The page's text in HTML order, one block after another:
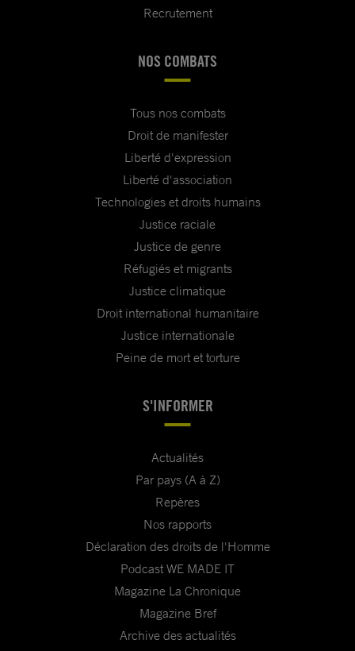
Recrutement
NOS COMBATS
Tous nos combats
Droit de manifester
Liberté d'expression
Liberté d'association
Technologies et droits humains
Justice raciale
Justice de genre
Réfugiés et migrants
Justice climatique
Droit international humanitaire
Justice internationale
Peine de mort et torture
S'INFORMER
Actualités
Par pays (A à Z)
Repères
Nos rapports
Déclaration des droits de l'Homme
Podcast WE MADE IT
Magazine La Chronique
Magazine Bref
Archive des actualités